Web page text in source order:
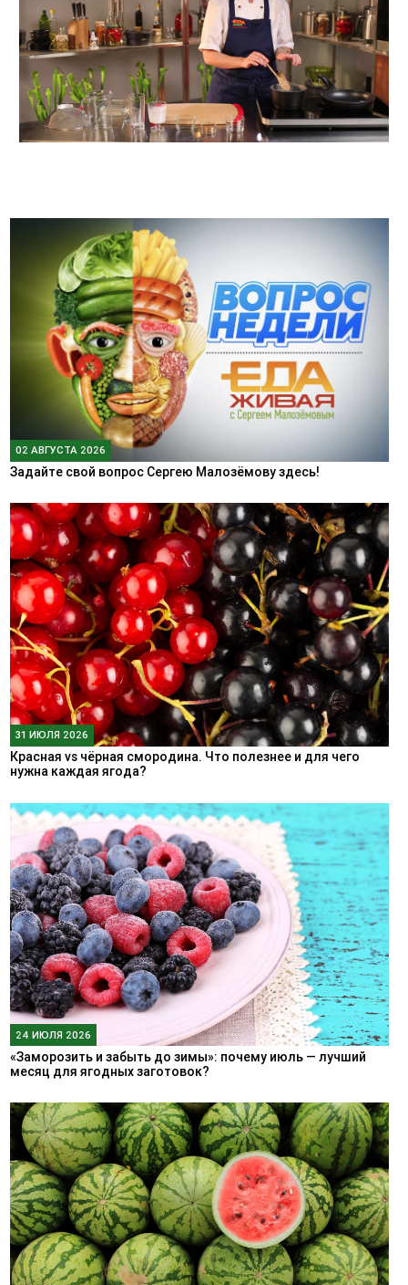
02 АВГУСТА 2026
Задайте свой вопрос Сергею Малозёмову здесь!
31 ИЮЛЯ 2026
Красная vs чёрная смородина. Что полезнее и для чего
нужна каждая ягода?
24 ИЮЛЯ 2026
«Заморозить и забыть до зимы»: почему июль — лучший
месяц для ягодных заготовок?